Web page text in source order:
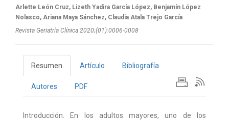
Arlette León Cruz, Lizeth Yadira García López, Benjamín López
Nolasco, Ariana Maya Sánchez, Claudia Atala Trejo García
Revista Geriatría Clí­nica 2020;(01):0006-0008
Resumen Artículo Bibliografía
Autores PDF
Introducción. En los adultos mayores, uno de los